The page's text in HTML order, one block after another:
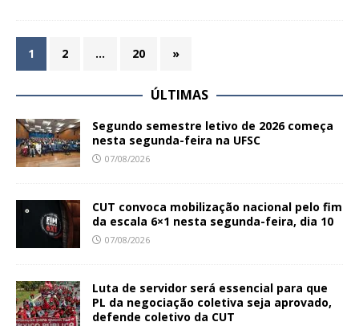
1 2 … 20 »
ÚLTIMAS
Segundo semestre letivo de 2026 começa
nesta segunda-feira na UFSC
07/08/2026
CUT convoca mobilização nacional pelo fim
da escala 6×1 nesta segunda-feira, dia 10
07/08/2026
Luta de servidor será essencial para que
PL da negociação coletiva seja aprovado,
defende coletivo da CUT